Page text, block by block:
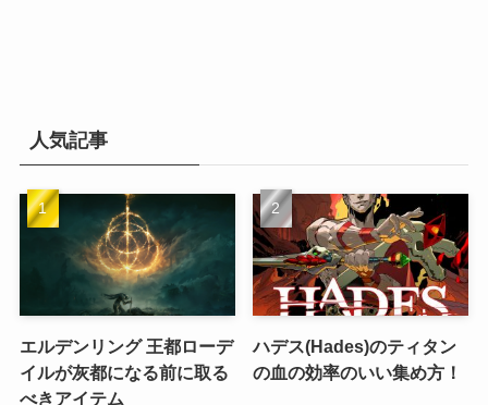
人気記事
エルデンリング 王都ローデ
イルが灰都になる前に取る
べきアイテム
ハデス(Hades)のティタン
の血の効率のいい集め方！